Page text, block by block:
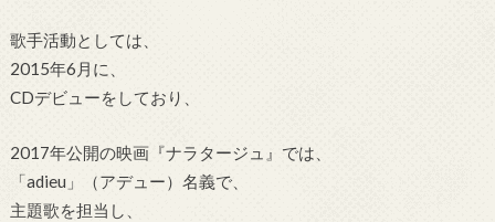
歌手活動としては、
2015年6月に、
CDデビューをしており、
2017年公開の映画『ナラタージュ』では、
「adieu」（アデュー）名義で、
主題歌を担当し、